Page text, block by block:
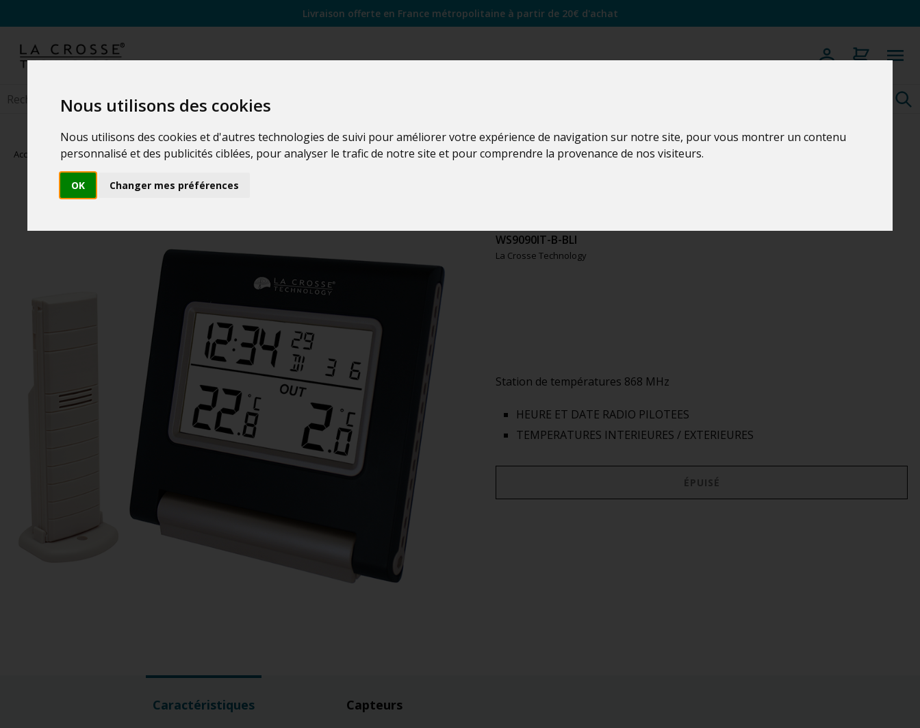
Nous utilisons des cookies
Nous utilisons des cookies et d'autres technologies de suivi pour améliorer votre expérience de navigation sur notre site, pour vous montrer un contenu
personnalisé et des publicités ciblées, pour analyser le trafic de notre site et pour comprendre la provenance de nos visiteurs.
OK Changer mes préférences
Livraison offerte en France métropolitaine à partir de 20€ d'achat
Accueil Stations Météo > Stations de Températures
WS9090IT-B-BLI
La Crosse Technology
Station de températures 868 MHz
HEURE ET DATE RADIO PILOTEES
TEMPERATURES INTERIEURES / EXTERIEURES
ÉPUISÉ
Caractéristiques Capteurs